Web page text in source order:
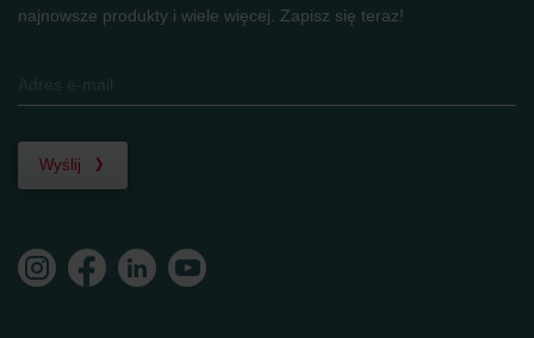
najnowsze produkty i wiele więcej. Zapisz się teraz!
Wyślij